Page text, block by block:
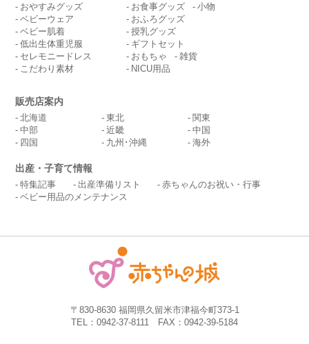
おやすみグッズ
ベビーウェア
ベビー肌着
低出生体重児服
セレモニードレス
こだわり素材
お食事グッズ
小物
おふろグッズ
授乳グッズ
ギフトセット
おもちゃ
雑貨
NICU用品
販売店案内
北海道 東北
関東
中部
近畿
中国
四国
九州･沖縄 海外
出産・子育て情報
特集記事 出産準備リスト
赤ちゃんのお祝い・行事
ベビー用品のメンテナンス
〒830-8630 福岡県久留米市津福今町373-1
TEL：0942-37-8111 FAX：0942-39-5184